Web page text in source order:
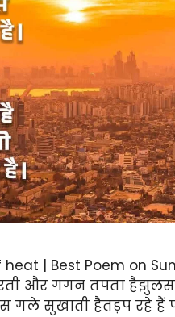
| Best Poem on
और गगन तपता
गले सुखाती हैतड़प रहे हैं